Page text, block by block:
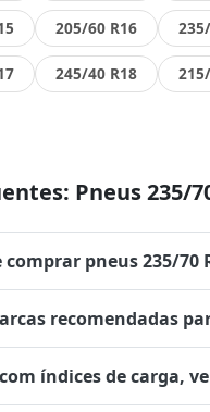
205/60 R16
245/40 R18
Pneus 235/
pneus 235/70
recomendadas
índices de carga,